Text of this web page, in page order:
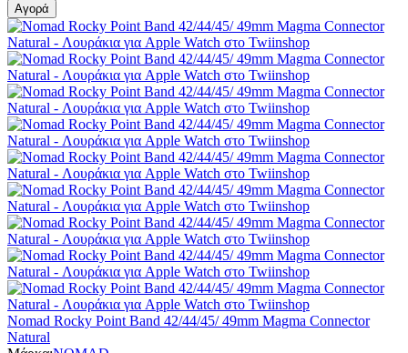
Αγορά
Nomad Rocky Point Band 42/44/45/ 49mm Magma Connector
Natural